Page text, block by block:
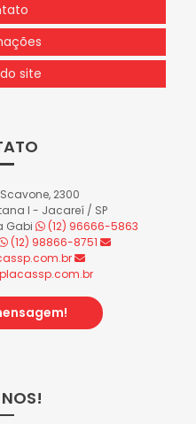
site
2300
I - Jacareí / SP
Gabi
(12) 96666-5863
(12) 98866-8751